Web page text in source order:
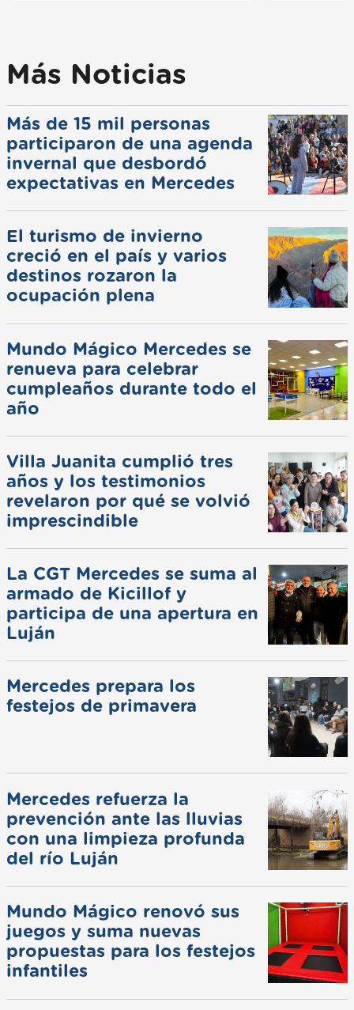
Más Noticias
Más de 15 mil personas
participaron de una agenda
invernal que desbordó
expectativas en Mercedes
El turismo de invierno
creció en el país y varios
destinos rozaron la
ocupación plena
Mundo Mágico Mercedes se
renueva para celebrar
cumpleaños durante todo el
año
Villa Juanita cumplió tres
años y los testimonios
revelaron por qué se volvió
imprescindible
La CGT Mercedes se suma al
armado de Kicillof y
participa de una apertura en
Luján
Mercedes prepara los
festejos de primavera
Mercedes refuerza la
prevención ante las lluvias
con una limpieza profunda
del río Luján
Mundo Mágico renovó sus
juegos y suma nuevas
propuestas para los festejos
infantiles